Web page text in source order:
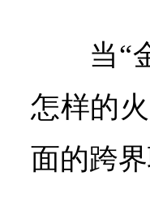
当“
怎样的
面的跨